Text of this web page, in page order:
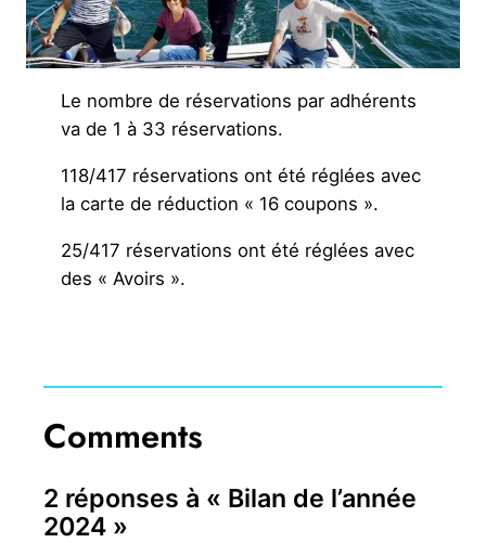
Le nombre de réservations par adhérents
va de 1 à 33 réservations.
118/417 réservations ont été réglées avec
la carte de réduction « 16 coupons ».
25/417 réservations ont été réglées avec
des « Avoirs ».
Comments
2 réponses à « Bilan de l’année
2024 »